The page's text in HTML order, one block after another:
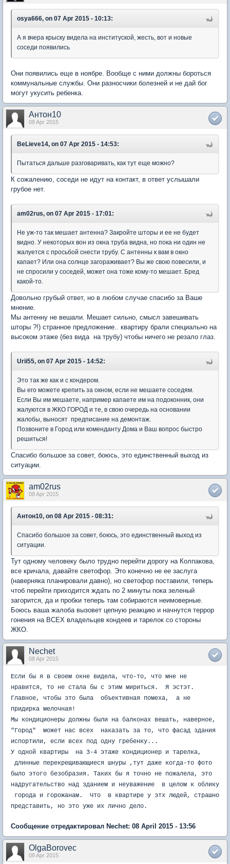
osya666, on 07 Apr 2015 - 10:13:
А я вчера крыску видела на институской, жесть, вот и новые
соседи появились
Они появились еще в ноябре. Вообще с ними должны бороться
коммунальные службы. Они разносчики болезней и не дай бог
могут укусить ребенка.
Антон10
08 Apr 2015
BeLieve14, on 07 Apr 2015 - 14:53:
Пытаться дальше разговаривать, как тут еще можно?
К сожалению, соседи не идут на контакт, в ответ услышали
грубое нет.
am02rus, on 07 Apr 2015 - 17:01:
Не уж-то так мешает антенна? Закройте шторы и ее не будет
видно. У некоторых вон из окна труба видна, но пока ни один не
жалуется с просьбой снести трубу. С антенны к вам в окно
капает? Или она солнце загораживает? Вы же свою повесили, и
не спросили у соседей, может она тоже кому-то мешает. Бред
какой-то.
Довольно грубый ответ, но в любом случае спасибо за Ваше
мнение.
Мы антенну не вешали. Мешает сильно, смысл завешивать
шторы ?!) странное предложение.. квартиру брали специально на
высоком этаже (без вида на трубу) чтобы ничего не резало глаз.
Urii55, on 07 Apr 2015 - 14:52:
Это так же как и с кондером.
Вы его можете крепить за окном, если не мешаете соседям.
Если Вы им мешаете, например капаете им на подоконник, они
жалуются в ЖКО ГОРОД и те, в свою очередь на основании
жалобы, выносят предписание на демонтаж.
Позвоните в Город или коменданту Дома и Ваш вопрос быстро
решиться!
Спасибо большое за совет, боюсь, это единственный выход из
ситуации.
am02rus
08 Apr 2015
Антон10, on 08 Apr 2015 - 08:31:
Спасибо большое за совет, боюсь, это единственный выход из
ситуации.
Тут одному человеку было трудно перейти дорогу на Колпакова,
все кричала, давайте светофор. Это конечно не ее заслуга
(наверняка планировали давно), но светофор поставили, теперь
чтоб перейти приходится ждать по 2 минуты пока зеленый
загорится, да и пробки теперь там собираются неимоверные.
Боюсь ваша жалоба вызовет цепную реакцию и начнутся террор
гонения на ВСЕХ владельцев кондеев и тарелок со стороны
ЖКО.
Nechet
08 Apr 2015
Если бы я в своем окне видела, что-то, что мне не
нравится, то не стала бы с этим мириться. Я эстэт.
Главное, чтобы это была объективная помеха, а не
придирка мелочная!
Мы кондиционеры должны были на балконах вешать, наверное,
"Город" может нас всех наказать за то, что фасад здания
испортили, если всех под одну гребенку...
У одной квартиры на 3-4 этаже кондиционер и тарелка,
длинные перекрещивающиеся шнуры ,тут даже когда-то фото
было этого безобразия. Таких бы я точно не пожалела, это
надругательство над зданием и неуважение в целом к облику
города и горожанам. Что в квартире у этх людей, страшно
представить, но это уже их лично дело.
Сообщение отредактировал Nechet: 08 April 2015 - 13:56
OlgaBorovec
08 Apr 2015